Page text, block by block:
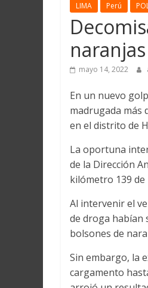
Martín
Loreto
LIMA Perú
naranjas
mayo 14, 2022
En un nuevo
madrugada más
en el distrito de
La oportuna
de la Dirección
kilómetro 139
Al intervenir el
de droga habían
bolsones de
Sin embargo, la
cargamento